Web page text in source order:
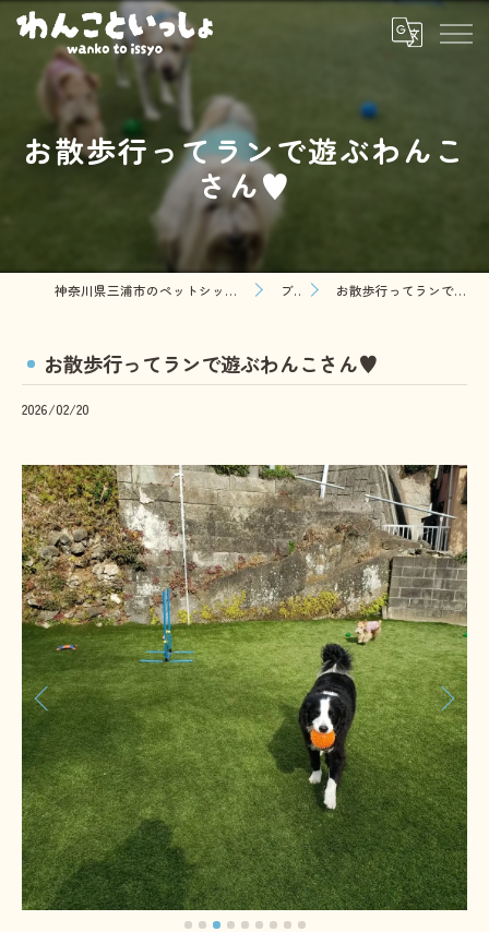
お散歩行ってランで遊ぶわんこ
さん♥️
神奈川県三浦市のペットシッターならわんこといっしょ ブログ お散歩行ってランで遊ぶわんこさん♥️
お散歩行ってランで遊ぶわんこさん♥️
2026/02/20